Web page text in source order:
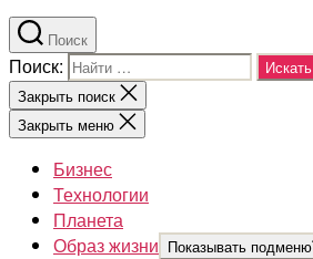
Поиск
Поиск:
Закрыть поиск
Закрыть меню
Бизнес
Технологии
Планета
Образ жизни Показывать подменю